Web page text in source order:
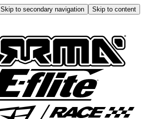
Skip to secondary navigation
Skip to content